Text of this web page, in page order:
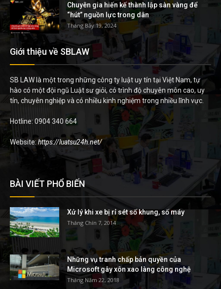
Chuyên gia hiến kế thành lập sàn vàng để
“hút” nguồn lực trong dân
Tháng Bảy 19, 2024
Giới thiệu về SBLAW
SB LAW là một trong những công ty luật uy tín tại Việt Nam, tự
hào có một đội ngũ Luật sư giỏi, có trình độ chuyên môn cao, uy
tín, chuyên nghiệp và có nhiều kinh nghiệm trong nhiều lĩnh vực.
Hotline: 0904 340 664
Website: https://luatsu24h.net/
BÀI VIẾT PHỔ BIẾN
Xử lý khi xe bị rỉ sét số khung, số máy
Tháng Chín 7, 2014
Những vụ tranh chấp bản quyền của
Microsoft gây xôn xao làng công nghệ
Tháng Năm 22, 2018